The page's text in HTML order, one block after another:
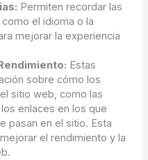
Permiten recordar las
el idioma o la
mejorar la experiencia
Estas
sobre cómo los
sitio web, como las
enlaces en los que
pasan en el sitio. Esta
el rendimiento y la